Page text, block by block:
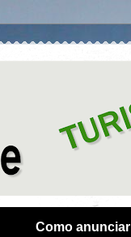
Como anunciar